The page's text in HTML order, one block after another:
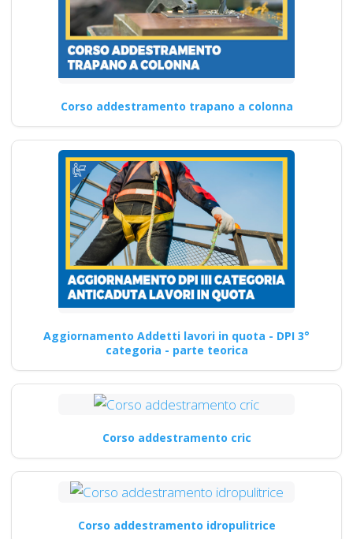
Corso addestramento trapano a colonna
Aggiornamento Addetti lavori in quota - DPI 3°
categoria - parte teorica
Corso addestramento cric
Corso addestramento idropulitrice